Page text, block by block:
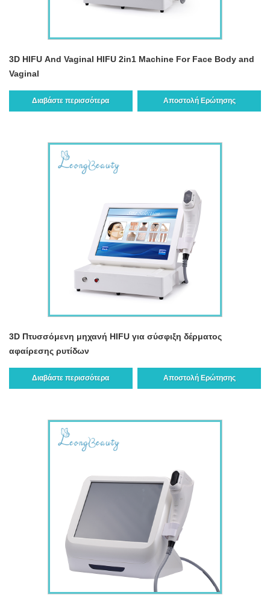
3D HIFU And Vaginal HIFU 2in1 Machine For Face Body and
Vaginal
Διαβάστε περισσότερα Αποστολή Ερώτησης
3D Πτυσσόμενη μηχανή HIFU για σύσφιξη δέρματος
αφαίρεσης ρυτίδων
Διαβάστε περισσότερα Αποστολή Ερώτησης